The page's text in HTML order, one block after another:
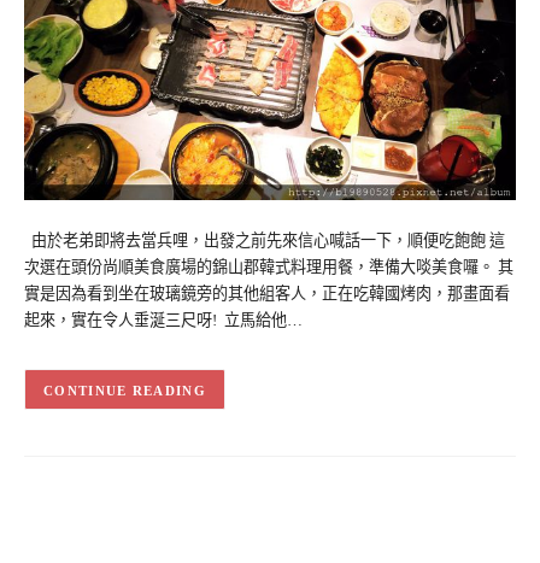
由於老弟即將去當兵哩，出發之前先來信心喊話一下，順便吃飽飽 這
次選在頭份尚順美食廣場的錦山郡韓式料理用餐，準備大啖美食囉。 其
實是因為看到坐在玻璃鏡旁的其他組客人，正在吃韓國烤肉，那畫面看
起來，實在令人垂涎三尺呀! 立馬給他…
CONTINUE READING